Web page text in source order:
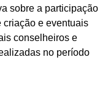
sobre a participação
criação e eventuais
conselheiros e
no período